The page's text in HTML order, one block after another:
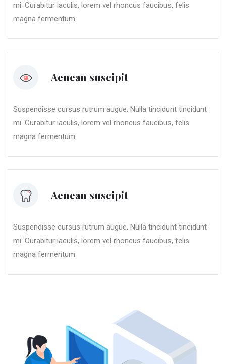
mi. Curabitur iaculis, lorem vel rhoncus faucibus, felis
magna fermentum.
Aenean suscipit
Suspendisse cursus rutrum augue. Nulla tincidunt tincidunt
mi. Curabitur iaculis, lorem vel rhoncus faucibus, felis
magna fermentum.
Aenean suscipit
Suspendisse cursus rutrum augue. Nulla tincidunt tincidunt
mi. Curabitur iaculis, lorem vel rhoncus faucibus, felis
magna fermentum.